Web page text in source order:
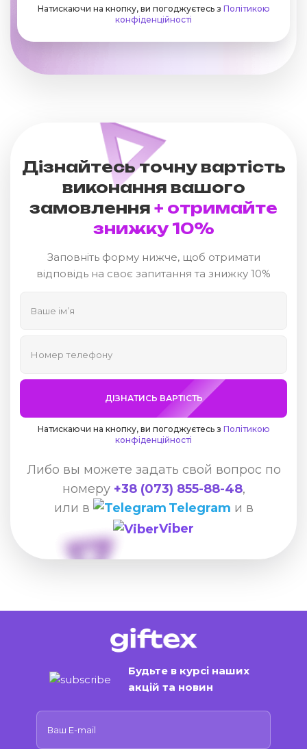
Натискаючи на кнопку, ви погоджуєтесь з Політикою
конфіденційності
Дізнайтесь точну вартість
виконання вашого
замовлення + отримайте
знижку 10%
Заповніть форму нижче, щоб отримати
відповідь на своє запитання та знижку 10%
ДІЗНАТИСЬ ВАРТІСТЬ
Натискаючи на кнопку, ви погоджуєтесь з Політикою
конфіденційності
Либо вы можете задать свой вопрос по
номеру +38 (073) 855-88-48,
или в
Telegram и в
Viber
Будьте в курсі наших
акцій та новин